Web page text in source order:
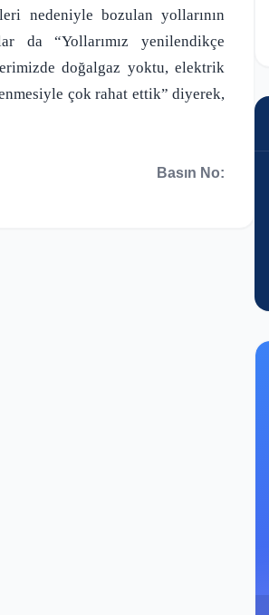
nedeniyle bozulan yollarının
da “Yollarımız yenilendikçe
doğalgaz yoktu, elektrik
çok rahat ettik” diyerek,
Basın No: